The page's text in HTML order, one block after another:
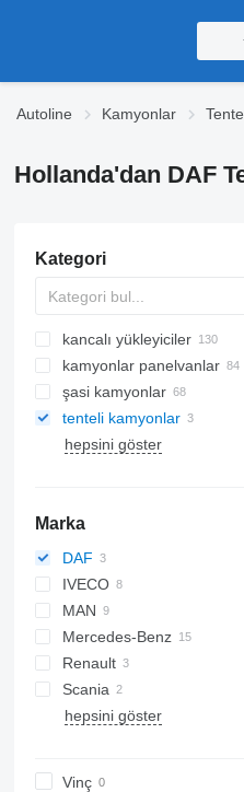
Autoline Kamyonlar
Hollanda'dan DAF
Kategori
kancalı yükleyiciler
kamyonlar panelvanlar
şasi kamyonlar
tenteli kamyonlar
hepsini göster
Marka
DAF
CF
CF 260
XB
XB 230
IVECO
EuroCargo
S-Way
Stralis
MAN
NL series
TGL
TGS
TGX
Mercedes-Benz
Actros
Arocs
Atego
Renault
K-series
Midlum
Scania
R-series
FE
hepsini göster
Vinç